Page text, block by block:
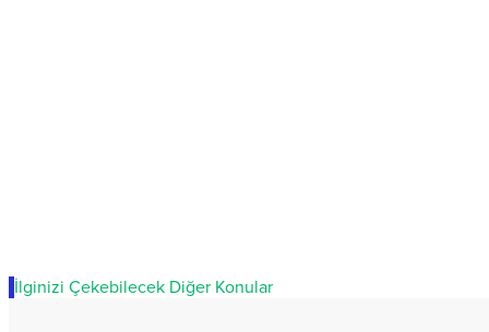
İlginizi Çekebilecek Diğer Konular